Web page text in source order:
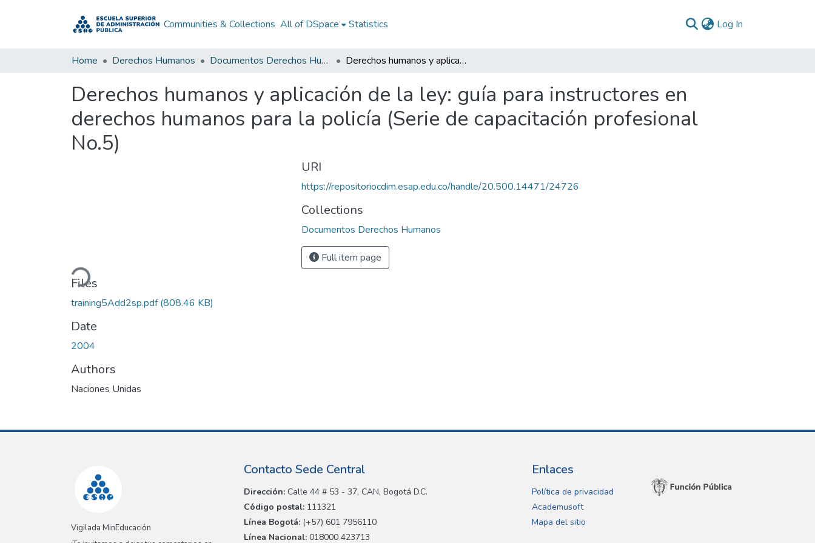
Communities & Collections All of DSpace Statistics Log In
Home Derechos Humanos Documentos Derechos Humanos Derechos humanos y aplicación de la ley: guía para instructores en derechos humanos para la policía (Serie de capacitación profesional No.5)
Derechos humanos y aplicación de la ley: guía para instructores en
derechos humanos para la policía (Serie de capacitación profesional
No.5)
Loading...
Files
training5Add2sp.pdf(808.46 KB)
Date
2004
Authors
Naciones Unidas
URI
https://repositoriocdim.esap.edu.co/handle/20.500.14471/24726
Collections
Documentos Derechos Humanos
Full item page
Vigilada MinEducación
Contacto Sede Central
Dirección: Calle 44 # 53 - 37, CAN, Bogotá D.C.
Código postal: 111321
Línea Bogotá: (+57) 601 7956110
Línea Nacional: 018000 423713
Enlaces
Política de privacidad
Academusoft
Mapa del sitio